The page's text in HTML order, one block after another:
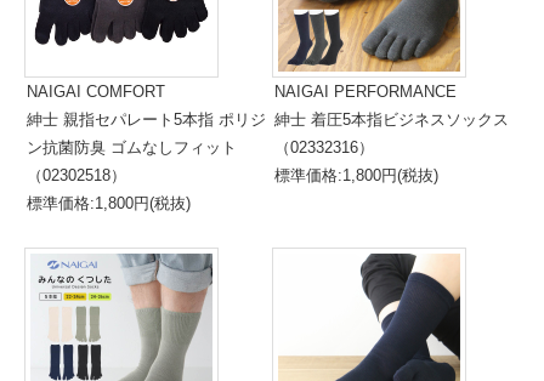
NAIGAI COMFORT
紳士 親指セパレート5本指 ポリジ
ン抗菌防臭 ゴムなしフィット
（02302518）
標準価格:1,800円(税抜)
NAIGAI PERFORMANCE
紳士 着圧5本指ビジネスソックス
（02332316）
標準価格:1,800円(税抜)